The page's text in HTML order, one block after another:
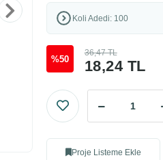
Koli Adedi: 100
%50 18,24 TL
36,47 TL
Proje Listeme Ekle